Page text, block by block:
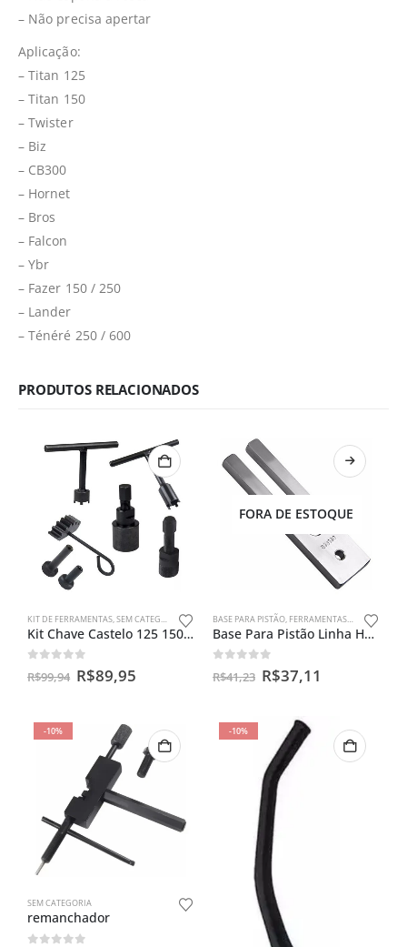
– Não precisa apertar
Aplicação:
– Titan 125
– Titan 150
– Twister
– Biz
– CB300
– Hornet
– Bros
– Falcon
– Ybr
– Fazer 150 / 250
– Lander
– Ténéré 250 / 600
PRODUTOS RELACIONADOS
KIT DE FERRAMENTAS,SEM CATEGORIA
Kit Chave Castelo 125 150 + Trava + Saca Magneto + Regulador
out of 5
R$99,94 R$89,95
FORA DE ESTOQUE
BASE PARA PISTÃO, FERRAMENTAS ESPECIAIS
Base Para Pistão Linha Honda Celfer
out of 5
R$41,23 R$37,11
-10%
SEM CATEGORIA
remanchador
-10%